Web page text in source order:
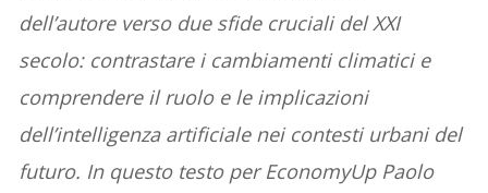
dell’autore verso due sfide cruciali del XXI
secolo: contrastare i cambiamenti climatici e
comprendere il ruolo e le implicazioni
dell’intelligenza artificiale nei contesti urbani del
futuro. In questo testo per EconomyUp Paolo